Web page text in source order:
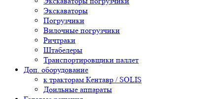
Экскаваторы
Погрузчики
Вилочные погрузчики
Ричтраки
Штабелеры
Транспортировщики паллет
Доп. оборудование
к тракторам Кентавр / SOLIS
Доильные аппараты